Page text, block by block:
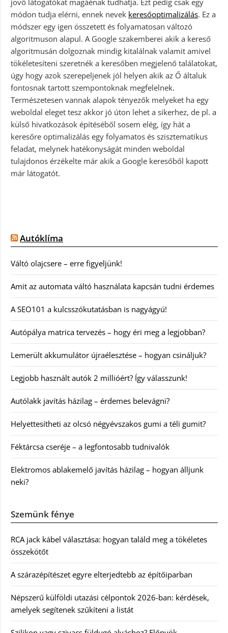
módon tudja elérni, ennek nevek keresőoptimalizálás. Ez a
módszer egy igen összetett és folyamatosan változó
algoritmuson alapul. A Google szakemberei akik a kereső
algoritmusán dolgoznak mindig kitalálnak valamit amivel
tökéletesíteni szeretnék a keresőben megjelenő találatokat,
úgy hogy azok szerepeljenek jól helyen akik az Ő általuk
fontosnak tartott szempontoknak megfelelnek.
Természetesen vannak alapok tényezők melyeket ha egy
weboldal eleget tesz akkor jó úton lehet a sikerhez, de pl. a
külső hivatkozások építéséből sosem elég, így hát a
keresőre optimalizálás egy folyamatos és szisztematikus
feladat, melynek hatékonyságát minden weboldal
tulajdonos érzékelte már akik a Google keresőből kapott
már látogatót.
Autóklíma
Váltó olajcsere – erre figyeljünk!
Amit az automata váltó használata kapcsán tudni érdemes
A SEO101 a kulcsszókutatásban is nagyágyú!
Autópálya matrica tervezés – hogy éri meg a legjobban?
Lemerült akkumulátor újraélesztése – hogyan csináljuk?
Legjobb használt autók 2 millióért? Így válasszunk!
Autólakk javítás házilag – érdemes belevágni?
Helyettesítheti az olcsó négyévszakos gumi a téli gumit?
Féktárcsa cseréje – a legfontosabb tudnivalók
Elektromos ablakemelő javítás házilag – hogyan álljunk
neki?
Szemünk fénye
RCA jack kábel választása: hogyan találd meg a tökéletes
összekötőt
A szárazépítészet egyre elterjedtebb az építőiparban
Népszerű külföldi utazási célpontok 2026-ban: kérdések,
amelyek segítenek szűkíteni a listát